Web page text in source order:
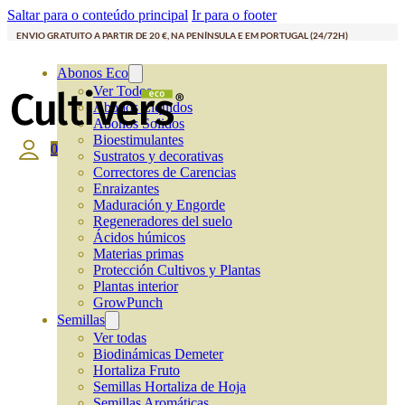
Saltar para o conteúdo principal Ir para o footer
ENVIO GRATUITO A PARTIR DE 20 €, NA PENÍNSULA E EM PORTUGAL (24/72H)
Abonos Eco
Ver Todos
Abonos Líquidos
Abonos Solidos
Bioestimulantes
Sustratos y decorativas
Correctores de Carencias
Enraizantes
Maduración y Engorde
Regeneradores del suelo
Ácidos húmicos
Materias primas
Protección Cultivos y Plantas
Plantas interior
GrowPunch
Semillas
Ver todas
Biodinámicas Demeter
Hortaliza Fruto
Semillas Hortaliza de Hoja
0